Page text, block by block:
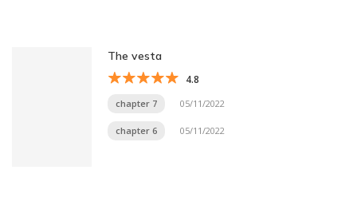
The vesta
4.8
chapter 7 05/11/2022
chapter 6 05/11/2022